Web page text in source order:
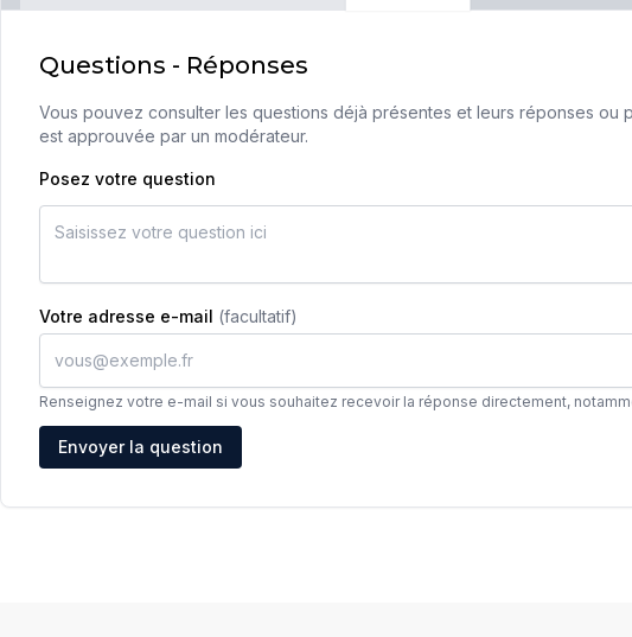
Questions - Réponses
Vous pouvez consulter les questions déjà présentes et leurs réponses
est approuvée par un modérateur.
Posez votre question
Votre adresse e-mail (facultatif)
Renseignez votre e-mail si vous souhaitez recevoir la réponse directement,
Adresse e-mail
Envoyer la question